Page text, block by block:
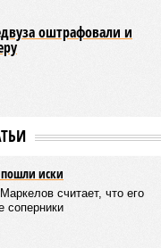
оштрафовали и
иски
считает, что его
соперники